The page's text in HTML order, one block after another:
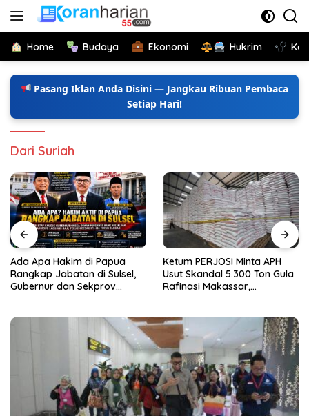
Langsung
Home Budaya Ekonomi Hukrim
Pasang Iklan Anda Disini — Jangkau Ribuan Pembaca
Setiap Hari!
Dari Suriah
Ada Apa Hakim di Papua
Rangkap Jabatan di Sulsel,
Gubernur dan Sekprov
Ketum PERJOSI Minta APH
Usut Skandal 5.300 Ton Gula
Rafinasi Makassar,